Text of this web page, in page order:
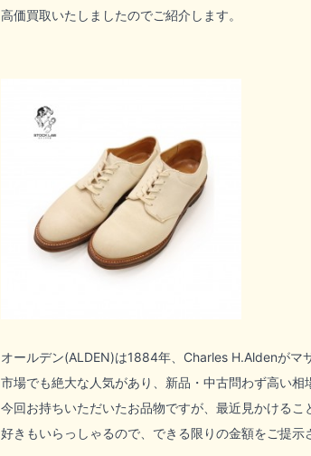
高価買取いたしましたのでご紹介します。
オールデン(ALDEN)は1884年、Charles H.Aldenがマ
市場でも絶大な人気があり、新品・中古問わず高い相
今回お持ちいただいたお品物ですが、最近見かけるこ
好きもいらっしゃるので、できる限りの金額をご提示